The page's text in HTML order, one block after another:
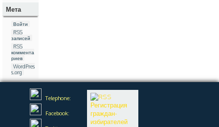
Мета
Войти
RSS
записей
RSS
коммента
риев
WordPres
s.org
Telephone:
Facebook:
Регистрация
граждан-
избирателей